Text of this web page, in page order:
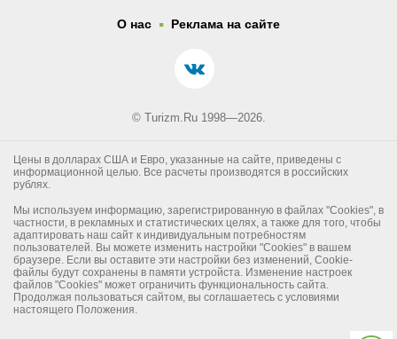
О нас . Реклама на сайте
© Turizm.Ru 1998—2026.
Цены в долларах США и Евро, указанные на сайте, приведены с
информационной целью. Все расчеты производятся в российских
рублях.
Мы используем информацию, зарегистрированную в файлах "Cookies", в
частности, в рекламных и статистических целях, а также для того, чтобы
адаптировать наш сайт к индивидуальным потребностям
пользователей. Вы можете изменить настройки "Cookies" в вашем
браузере. Если вы оставите эти настройки без изменений, Cookie-
файлы будут сохранены в памяти устройста. Изменение настроек
файлов "Cookies" может ограничить функциональность сайта.
Продолжая пользоваться сайтом, вы соглашаетесь с условиями
настоящего Положения.